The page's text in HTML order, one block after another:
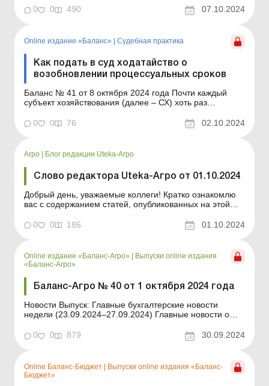
обновляется ежедневно Содержание номера
соблюдаем...
0 0 490 07.10.2024
Online издание «Баланс» | Судебная практика
Как подать в суд ходатайство о
возобновлении процессуальных сроков
Баланс № 41 от 8 октября 2024 года Почти каждый
субъект хозяйствования (далее – СХ) хоть раз
важно соблюдать установленные законом
процессуальные сроки. Пропуск таких сроков может
оставление иска...
0 0 76 02.10.2024
Агро Блог редакции Uteka-Агро
Слово редактора Uteka-Агро от 01.10.2024
Добрый день, уважаемые коллеги! Кратко ознакомлю
вас с содержанием статей, опубликованных на этой
приказ Минфина от 09.08.2024 № 400, которым
изложены в новой редакции, в частности: форма
ее запо...
0 0 186 01.10.2024
Online издание «Баланс-Агро»
Выпуски online издания
«Баланс-Агро»
Баланс-Агро № 40 от 1 октября 2024 года
Новости Выпуск: Главные бухгалтерские новости
недели (23.09.2024–27.09.2024) Главные новости о
обновляется ежедневно Содержание номера Новости
Читать Обзор официальных разъяснений за сентябрь
0 0 879 30.09.2024
Online Баланс-Бюджет | Выпуски online издания «Баланс-
Бюджет»